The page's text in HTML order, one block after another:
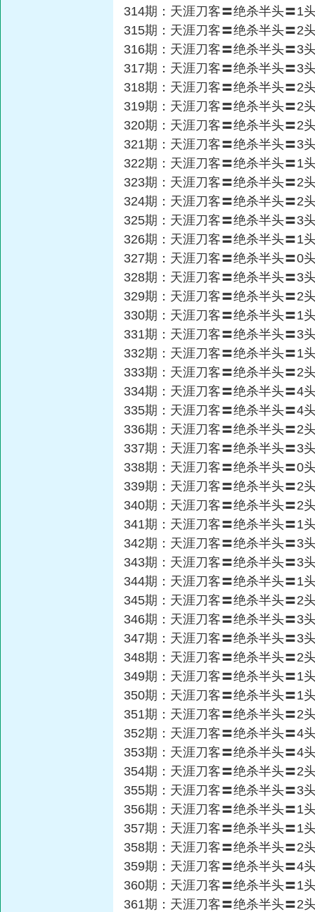
314期：天涯刀客〓绝杀半头〓1
315期：天涯刀客〓绝杀半头〓2
316期：天涯刀客〓绝杀半头〓3
317期：天涯刀客〓绝杀半头〓3
318期：天涯刀客〓绝杀半头〓2
319期：天涯刀客〓绝杀半头〓2
320期：天涯刀客〓绝杀半头〓2
321期：天涯刀客〓绝杀半头〓3
322期：天涯刀客〓绝杀半头〓1
323期：天涯刀客〓绝杀半头〓2
324期：天涯刀客〓绝杀半头〓2
325期：天涯刀客〓绝杀半头〓3
326期：天涯刀客〓绝杀半头〓1
327期：天涯刀客〓绝杀半头〓0
328期：天涯刀客〓绝杀半头〓3
329期：天涯刀客〓绝杀半头〓2
330期：天涯刀客〓绝杀半头〓1
331期：天涯刀客〓绝杀半头〓3
332期：天涯刀客〓绝杀半头〓1
333期：天涯刀客〓绝杀半头〓2
334期：天涯刀客〓绝杀半头〓4
335期：天涯刀客〓绝杀半头〓4
336期：天涯刀客〓绝杀半头〓2
337期：天涯刀客〓绝杀半头〓3
338期：天涯刀客〓绝杀半头〓0
339期：天涯刀客〓绝杀半头〓2
340期：天涯刀客〓绝杀半头〓2
341期：天涯刀客〓绝杀半头〓1
342期：天涯刀客〓绝杀半头〓3
343期：天涯刀客〓绝杀半头〓3
344期：天涯刀客〓绝杀半头〓1
345期：天涯刀客〓绝杀半头〓2
346期：天涯刀客〓绝杀半头〓3
347期：天涯刀客〓绝杀半头〓3
348期：天涯刀客〓绝杀半头〓2
349期：天涯刀客〓绝杀半头〓1
350期：天涯刀客〓绝杀半头〓1
351期：天涯刀客〓绝杀半头〓2
352期：天涯刀客〓绝杀半头〓4
353期：天涯刀客〓绝杀半头〓4
354期：天涯刀客〓绝杀半头〓2
355期：天涯刀客〓绝杀半头〓3
356期：天涯刀客〓绝杀半头〓1
357期：天涯刀客〓绝杀半头〓1
358期：天涯刀客〓绝杀半头〓2
359期：天涯刀客〓绝杀半头〓4
360期：天涯刀客〓绝杀半头〓1
361期：天涯刀客〓绝杀半头〓2